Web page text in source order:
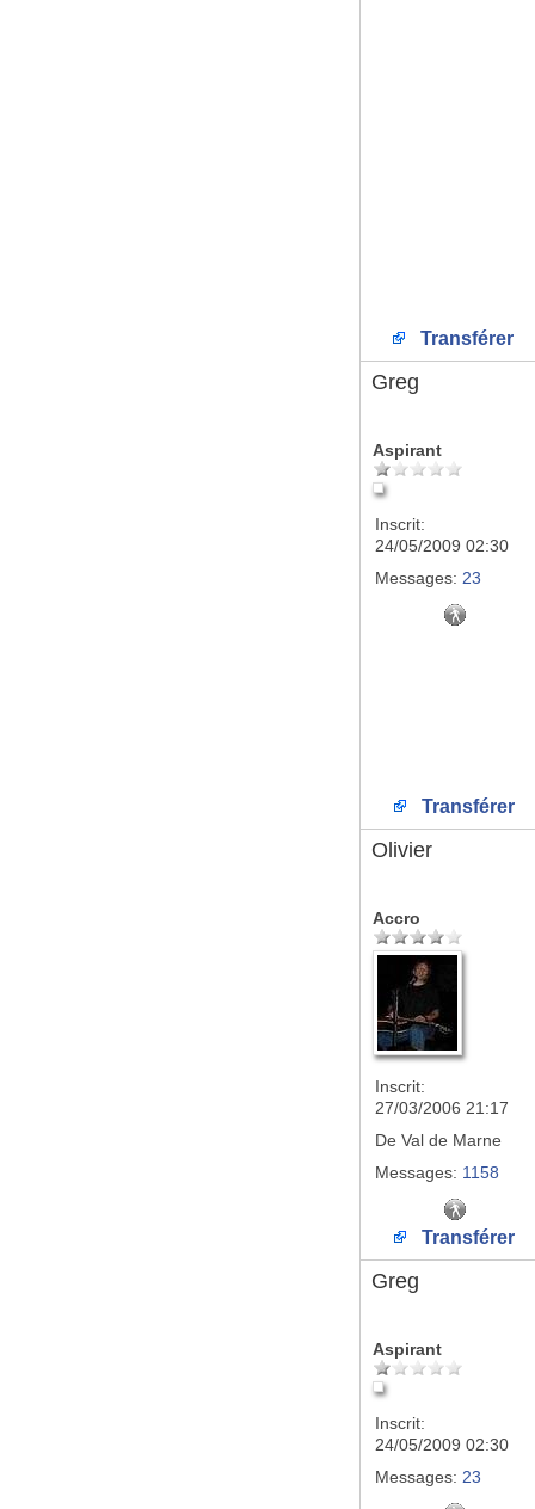
Transférer
Greg
Aspirant
Inscrit:
24/05/2009 02:30
Messages: 23
Transférer
Olivier
Accro
Inscrit:
27/03/2006 21:17
De Val de Marne
Messages: 1158
Transférer
Greg
Aspirant
Inscrit:
24/05/2009 02:30
Messages: 23